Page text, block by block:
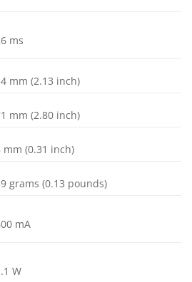
ms
mm (2.13 inch)
mm (2.80 inch)
mm (0.31 inch)
grams (0.13 pounds)
mA
W